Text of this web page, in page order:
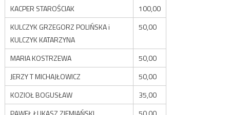
KACPER STAROŚCIAK
100,00
KULCZYK GRZEGORZ POLIŃSKA i
KULCZYK KATARZYNA
50,00
MARIA KOSTRZEWA
50,00
JERZY T MICHAJŁOWICZ
50,00
KOZIOŁ BOGUSŁAW
35,00